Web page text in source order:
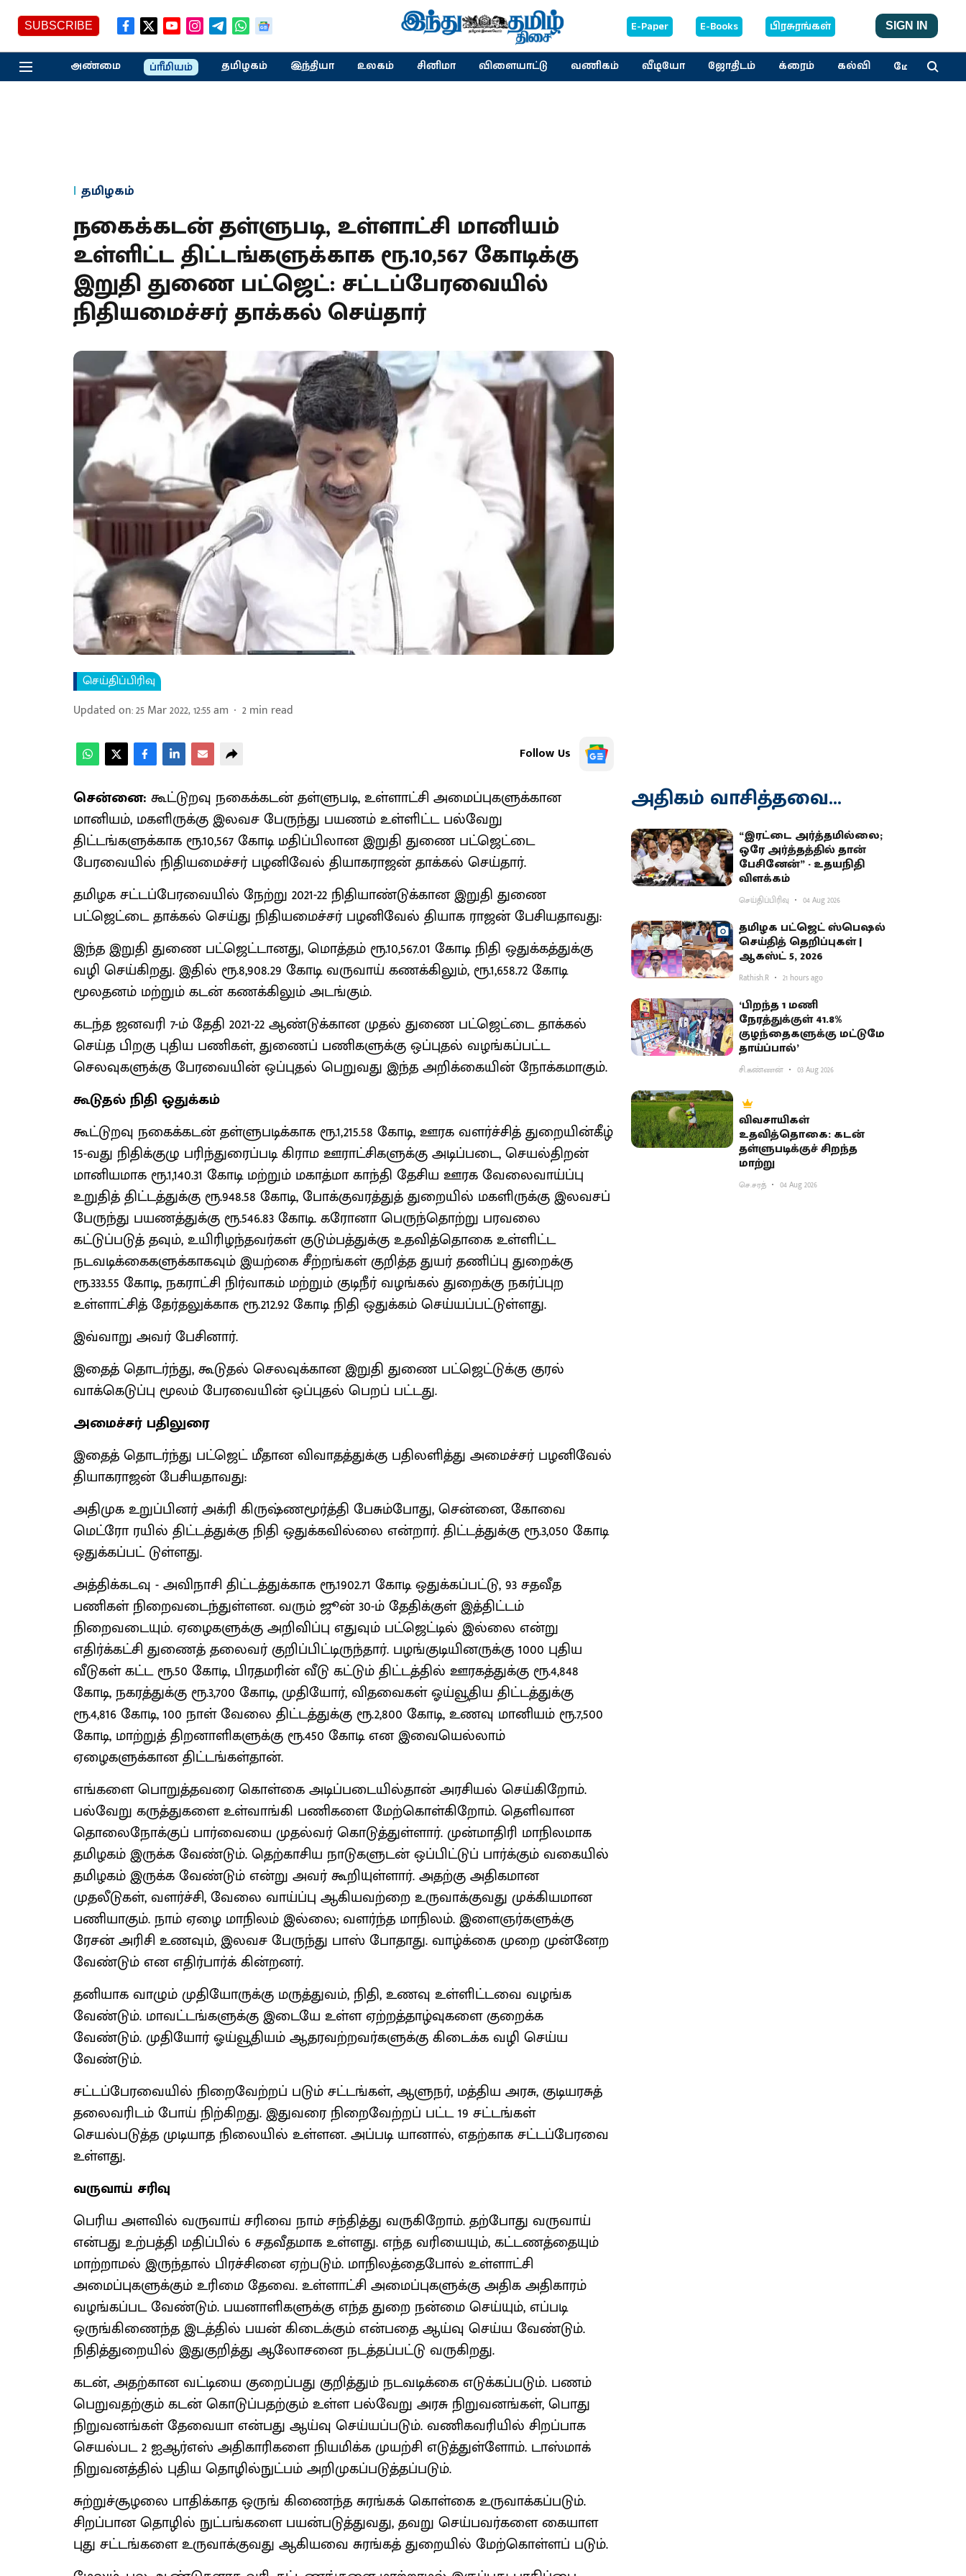
SUBSCRIBE E-Paper E-Books பிரசுரங்கள் SIGN IN
அண்மை ப்ரீமியம் தமிழகம் இந்தியா உலகம் சினிமா விளையாட்டு வணிகம் வீடியோ ஜோதிடம் க்ரைம் கல்வி மேலும்
தமிழகம்
நகைக்கடன் தள்ளுபடி, உள்ளாட்சி மானியம்
உள்ளிட்ட திட்டங்களுக்காக ரூ.10,567 கோடிக்கு
இறுதி துணை பட்ஜெட்: சட்டப்பேரவையில்
நிதியமைச்சர் தாக்கல் செய்தார்
செய்திப்பிரிவு
Updated on:25 Mar 2022, 12:55 am 2min read
Follow Us
சென்னை: கூட்டுறவு நகைக்கடன் தள்ளுபடி, உள்ளாட்சி அமைப்புகளுக்கான
மானியம், மகளிருக்கு இலவச பேருந்து பயணம் உள்ளிட்ட பல்வேறு
திட்டங்களுக்காக ரூ.10,567 கோடி மதிப்பிலான இறுதி துணை பட்ஜெட்டை
பேரவையில் நிதியமைச்சர் பழனிவேல் தியாகராஜன் தாக்கல் செய்தார்.
தமிழக சட்டப்பேரவையில் நேற்று 2021-22 நிதியாண்டுக்கான இறுதி துணை
பட்ஜெட்டை தாக்கல் செய்து நிதியமைச்சர் பழனிவேல் தியாக ராஜன் பேசியதாவது:
இந்த இறுதி துணை பட்ஜெட்டானது, மொத்தம் ரூ.10,567.01 கோடி நிதி ஒதுக்கத்துக்கு
வழி செய்கிறது. இதில் ரூ.8,908.29 கோடி வருவாய் கணக்கிலும், ரூ.1,658.72 கோடி
மூலதனம் மற்றும் கடன் கணக்கிலும் அடங்கும்.
கடந்த ஜனவரி 7-ம் தேதி 2021-22 ஆண்டுக்கான முதல் துணை பட்ஜெட்டை தாக்கல்
செய்த பிறகு புதிய பணிகள், துணைப் பணிகளுக்கு ஒப்புதல் வழங்கப்பட்ட
செலவுகளுக்கு பேரவையின் ஒப்புதல் பெறுவது இந்த அறிக்கையின் நோக்கமாகும்.
கூடுதல் நிதி ஒதுக்கம்
கூட்டுறவு நகைக்கடன் தள்ளுபடிக்காக ரூ.1,215.58 கோடி, ஊரக வளர்ச்சித் துறையின்கீழ்
15-வது நிதிக்குழு பரிந்துரைப்படி கிராம ஊராட்சிகளுக்கு அடிப்படை, செயல்திறன்
மானியமாக ரூ.1,140.31 கோடி மற்றும் மகாத்மா காந்தி தேசிய ஊரக வேலைவாய்ப்பு
உறுதித் திட்டத்துக்கு ரூ.948.58 கோடி, போக்குவரத்துத் துறையில் மகளிருக்கு இலவசப்
பேருந்து பயணத்துக்கு ரூ.546.83 கோடி. கரோனா பெருந்தொற்று பரவலை
கட்டுப்படுத் தவும், உயிரிழந்தவர்கள் குடும்பத்துக்கு உதவித்தொகை உள்ளிட்ட
நடவடிக்கைகளுக்காகவும் இயற்கை சீற்றங்கள் குறித்த துயர் தணிப்பு துறைக்கு
ரூ.333.55 கோடி, நகராட்சி நிர்வாகம் மற்றும் குடிநீர் வழங்கல் துறைக்கு நகர்ப்புற
உள்ளாட்சித் தேர்தலுக்காக ரூ.212.92 கோடி நிதி ஒதுக்கம் செய்யப்பட்டுள்ளது.
இவ்வாறு அவர் பேசினார்.
இதைத் தொடர்ந்து, கூடுதல் செலவுக்கான இறுதி துணை பட்ஜெட்டுக்கு குரல்
வாக்கெடுப்பு மூலம் பேரவையின் ஒப்புதல் பெறப் பட்டது.
அமைச்சர் பதிலுரை
இதைத் தொடர்ந்து பட்ஜெட் மீதான விவாதத்துக்கு பதிலளித்து அமைச்சர் பழனிவேல்
தியாகராஜன் பேசியதாவது:
அதிமுக உறுப்பினர் அக்ரி கிருஷ்ணமூர்த்தி பேசும்போது, சென்னை, கோவை
மெட்ரோ ரயில் திட்டத்துக்கு நிதி ஒதுக்கவில்லை என்றார். திட்டத்துக்கு ரூ.3,050 கோடி
ஒதுக்கப்பட் டுள்ளது.
அத்திக்கடவு - அவிநாசி திட்டத்துக்காக ரூ.1902.71 கோடி ஒதுக்கப்பட்டு, 93 சதவீத
பணிகள் நிறைவடைந்துள்ளன. வரும் ஜூன் 30-ம் தேதிக்குள் இத்திட்டம்
நிறைவடையும். ஏழைகளுக்கு அறிவிப்பு எதுவும் பட்ஜெட்டில் இல்லை என்று
எதிர்க்கட்சி துணைத் தலைவர் குறிப்பிட்டிருந்தார். பழங்குடியினருக்கு 1000 புதிய
வீடுகள் கட்ட ரூ.50 கோடி, பிரதமரின் வீடு கட்டும் திட்டத்தில் ஊரகத்துக்கு ரூ.4,848
கோடி, நகரத்துக்கு ரூ.3,700 கோடி, முதியோர், விதவைகள் ஓய்வூதிய திட்டத்துக்கு
ரூ.4,816 கோடி, 100 நாள் வேலை திட்டத்துக்கு ரூ.2,800 கோடி, உணவு மானியம் ரூ.7,500
கோடி, மாற்றுத் திறனாளிகளுக்கு ரூ.450 கோடி என இவையெல்லாம்
ஏழைகளுக்கான திட்டங்கள்தான்.
எங்களை பொறுத்தவரை கொள்கை அடிப்படையில்தான் அரசியல் செய்கிறோம்.
பல்வேறு கருத்துகளை உள்வாங்கி பணிகளை மேற்கொள்கிறோம். தெளிவான
தொலைநோக்குப் பார்வையை முதல்வர் கொடுத்துள்ளார். முன்மாதிரி மாநிலமாக
தமிழகம் இருக்க வேண்டும். தெற்காசிய நாடுகளுடன் ஒப்பிட்டுப் பார்க்கும் வகையில்
தமிழகம் இருக்க வேண்டும் என்று அவர் கூறியுள்ளார். அதற்கு அதிகமான
முதலீடுகள், வளர்ச்சி, வேலை வாய்ப்பு ஆகியவற்றை உருவாக்குவது முக்கியமான
பணியாகும். நாம் ஏழை மாநிலம் இல்லை; வளர்ந்த மாநிலம். இளைஞர்களுக்கு
ரேசன் அரிசி உணவும், இலவச பேருந்து பாஸ் போதாது. வாழ்க்கை முறை முன்னேற
வேண்டும் என எதிர்பார்க் கின்றனர்.
தனியாக வாழும் முதியோருக்கு மருத்துவம், நிதி, உணவு உள்ளிட்டவை வழங்க
வேண்டும். மாவட்டங்களுக்கு இடையே உள்ள ஏற்றத்தாழ்வுகளை குறைக்க
வேண்டும். முதியோர் ஓய்வூதியம் ஆதரவற்றவர்களுக்கு கிடைக்க வழி செய்ய
வேண்டும்.
சட்டப்பேரவையில் நிறைவேற்றப் படும் சட்டங்கள், ஆளுநர், மத்திய அரசு, குடியரசுத்
தலைவரிடம் போய் நிற்கிறது. இதுவரை நிறைவேற்றப் பட்ட 19 சட்டங்கள்
செயல்படுத்த முடியாத நிலையில் உள்ளன. அப்படி யானால், எதற்காக சட்டப்பேரவை
உள்ளது.
வருவாய் சரிவு
பெரிய அளவில் வருவாய் சரிவை நாம் சந்தித்து வருகிறோம். தற்போது வருவாய்
என்பது உற்பத்தி மதிப்பில் 6 சதவீதமாக உள்ளது. எந்த வரியையும், கட்டணத்தையும்
மாற்றாமல் இருந்தால் பிரச்சினை ஏற்படும். மாநிலத்தைபோல் உள்ளாட்சி
அமைப்புகளுக்கும் உரிமை தேவை. உள்ளாட்சி அமைப்புகளுக்கு அதிக அதிகாரம்
வழங்கப்பட வேண்டும். பயனாளிகளுக்கு எந்த துறை நன்மை செய்யும், எப்படி
ஒருங்கிணைந்த இடத்தில் பயன் கிடைக்கும் என்பதை ஆய்வு செய்ய வேண்டும்.
நிதித்துறையில் இதுகுறித்து ஆலோசனை நடத்தப்பட்டு வருகிறது.
கடன், அதற்கான வட்டியை குறைப்பது குறித்தும் நடவடிக்கை எடுக்கப்படும். பணம்
பெறுவதற்கும் கடன் கொடுப்பதற்கும் உள்ள பல்வேறு அரசு நிறுவனங்கள், பொது
நிறுவனங்கள் தேவையா என்பது ஆய்வு செய்யப்படும். வணிகவரியில் சிறப்பாக
செயல்பட 2 ஐஆர்எஸ் அதிகாரிகளை நியமிக்க முயற்சி எடுத்துள்ளோம். டாஸ்மாக்
நிறுவனத்தில் புதிய தொழில்நுட்பம் அறிமுகப்படுத்தப்படும்.
சுற்றுச்சூழலை பாதிக்காத ஒருங் கிணைந்த சுரங்கக் கொள்கை உருவாக்கப்படும்.
சிறப்பான தொழில் நுட்பங்களை பயன்படுத்துவது, தவறு செய்பவர்களை கையாள
புது சட்டங்களை உருவாக்குவது ஆகியவை சுரங்கத் துறையில் மேற்கொள்ளப் படும்.
அதிகம் வாசித்தவை...
“இரட்டை அர்த்தமில்லை;
ஒரே அர்த்தத்தில் தான்
பேசினேன்” - உதயநிதி
விளக்கம்
செய்திப்பிரிவு 04 Aug 2026
தமிழக பட்ஜெட் ஸ்பெஷல்
செய்தித் தெறிப்புகள் |
ஆகஸ்ட் 5, 2026
Rathish.R 21 hours ago
‘பிறந்த 1 மணி
நேரத்துக்குள் 41.8%
குழந்தைகளுக்கு மட்டுமே
தாய்ப்பால்’
சி.கண்ணன் 03 Aug 2026
விவசாயிகள்
உதவித்தொகை: கடன்
தள்ளுபடிக்குச் சிறந்த
மாற்று
செ.சரத் 04 Aug 2026